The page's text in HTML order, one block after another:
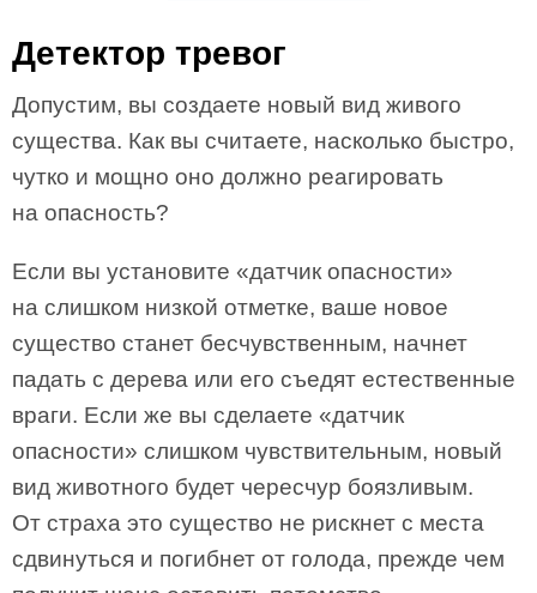
Детектор тревог
Допустим, вы создаете новый вид живого
существа. Как вы считаете, насколько быстро,
чутко и мощно оно должно реагировать
на опасность?
Если вы установите «датчик опасности»
на слишком низкой отметке, ваше новое
существо станет бесчувственным, начнет
падать с дерева или его съедят естественные
враги. Если же вы сделаете «датчик
опасности» слишком чувствительным, новый
вид животного будет чересчур боязливым.
От страха это существо не рискнет с места
сдвинуться и погибнет от голода, прежде чем